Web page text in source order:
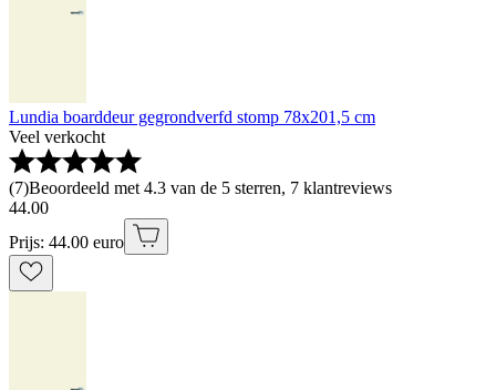
Lundia boarddeur gegrondverfd stomp 78x201,5 cm
Veel verkocht
(7)Beoordeeld met 4.3 van de 5 sterren, 7 klantreviews
44.00
Prijs: 44.00 euro